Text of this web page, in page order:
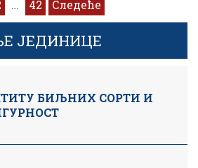
… 42 Следеће
ЈЕДИНИЦЕ
БИЉНИХ СОРТИ И